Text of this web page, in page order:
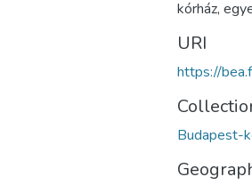
kórház,
URI
https://
Budapest-